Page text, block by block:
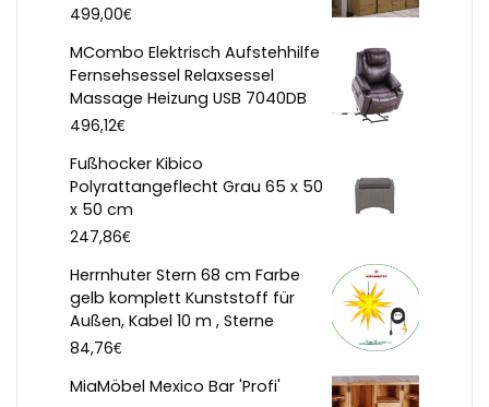
499,00€
MCombo Elektrisch Aufstehhilfe
Fernsehsessel Relaxsessel
Massage Heizung USB 7040DB
496,12€
Fußhocker Kibico
Polyrattangeflecht Grau 65 x 50
x 50 cm
247,86€
Herrnhuter Stern 68 cm Farbe
gelb komplett Kunststoff für
Außen, Kabel 10 m , Sterne
84,76€
MiaMöbel Mexico Bar 'Profi'